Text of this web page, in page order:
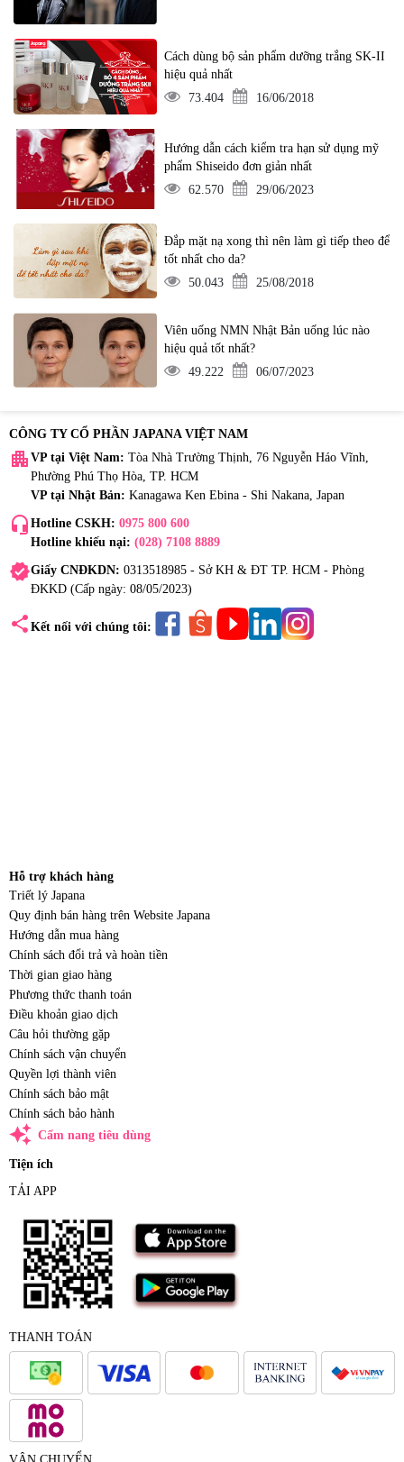
Cách dùng bộ sản phẩm dưỡng trắng SK-II
hiệu quả nhất
73.404
16/06/2018
Hướng dẫn cách kiểm tra hạn sử dụng mỹ
phẩm Shiseido đơn giản nhất
62.570
29/06/2023
Đắp mặt nạ xong thì nên làm gì tiếp theo để
tốt nhất cho da?
50.043
25/08/2018
Viên uống NMN Nhật Bản uống lúc nào
hiệu quả tốt nhất?
49.222
06/07/2023
CÔNG TY CỔ PHẦN JAPANA VIỆT NAM
apartment VP tại Việt Nam: Tòa Nhà Trường Thịnh, 76 Nguyễn Háo Vĩnh,
Phường Phú Thọ Hòa, TP. HCM
VP tại Nhật Bản: Kanagawa Ken Ebina - Shi Nakana, Japan
headset_mic Hotline CSKH: 0975 800 600
Hotline khiếu nại: (028) 7108 8889
verifiedGiấy CNĐKDN: 0313518985 - Sở KH & ĐT TP. HCM - Phòng
ĐKKD (Cấp ngày: 08/05/2023)
share Kết nối với chúng tôi:
Hỗ trợ khách hàng
Triết lý Japana
Quy định bán hàng trên Website Japana
Hướng dẫn mua hàng
Chính sách đổi trả và hoàn tiền
Thời gian giao hàng
Phương thức thanh toán
Điều khoản giao dịch
Câu hỏi thường gặp
Chính sách vận chuyển
Quyền lợi thành viên
Chính sách bảo mật
Chính sách bảo hành
auto_awesome Cẩm nang tiêu dùng
Tiện ích
TẢI APP
THANH TOÁN